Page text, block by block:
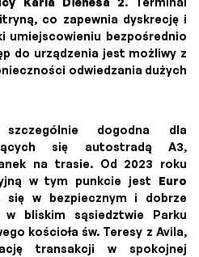
co zapewnia dyskrecję i
umiejscowieniu bezpośrednio
do urządzenia jest możliwy z
odwiedzania dużych
dogodna dla
się autostradą A3,
na trasie. Od 2023 roku
w tym punkcie jest Euro
się w bezpiecznym i dobrze
bliskim sąsiedztwie Parku
kościoła św. Teresy z Avila,
transakcji w spokojnej